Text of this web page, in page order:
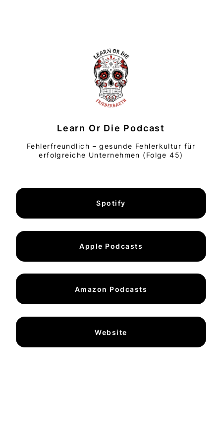
Learn Or Die Podcast
Fehlerfreundlich – gesunde Fehlerkultur für
erfolgreiche Unternehmen (Folge 45)
Spotify
Apple Podcasts
Amazon Podcasts
Website